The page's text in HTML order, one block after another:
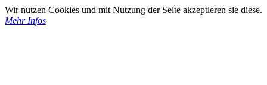
Wir nutzen Cookies und mit Nutzung der Seite akzeptieren sie diese.
Mehr Infos